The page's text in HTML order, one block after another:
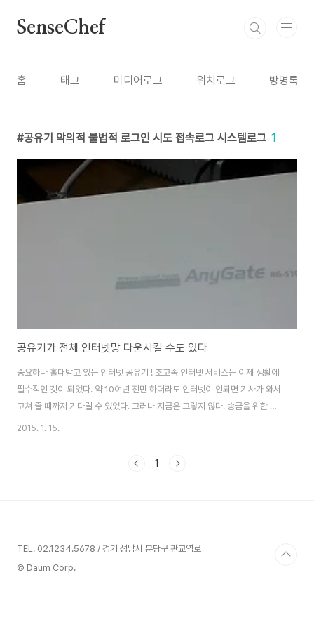
SenseChef
홈 태그 미디어로그 위치로그 방명록
공유기 악의적 불법적 로그인 시도 접속로그 시스템로그 1
공유기가 전체 인터넷망 다운시킬 수도 있다
중요하나 홀대받고 있는 인터넷 공유기 ! 초고속 인터넷 서비스는 이제 생활에
필수적인 것이 되었다. 약 10여년 전만 하더라도 인터넷이 안되면 기사가 와서
고쳐 줄 때까지 기다릴 수 있었다. 그러나 지금은 그렇지 않다. 송금을 위한 인
터넷 뱅킹, 주식 거래, 인터넷 전화, 동영상 강의 수강 등 인터넷은 우리의 일상
기는 무엇일까 ? 그것은 집과 외부의 인터넷망을 서로 연결시켜 주는 공유기이
2015. 1. 15.
1
TEL. 02.1234.5678 / 경기 성남시 분당구 판교역로
© Daum Corp.